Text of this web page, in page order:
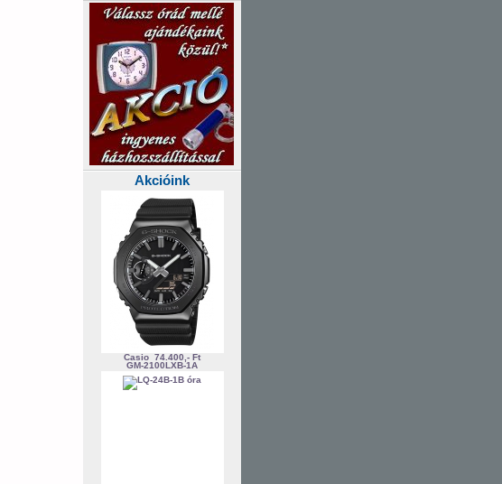
Akcióink
Casio 74.400,- Ft
GM-2100LXB-1A